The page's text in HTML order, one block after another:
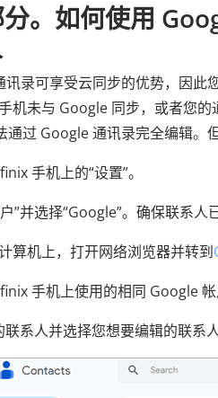
。如何使用
录可享受云同步的优势，因此
机未与 Google 同步，或者您
通过 Google 通讯录完全编辑。
手机上的“设置”。
”并选择“Google”。确保联系人
算机上，打开网络浏览器并转到
手机上使用的相同 Google 帐
系人并选择您想要编辑的联系人